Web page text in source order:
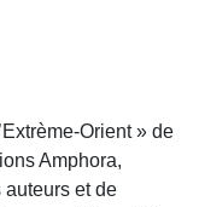
Orient » de
Amphora,
et de